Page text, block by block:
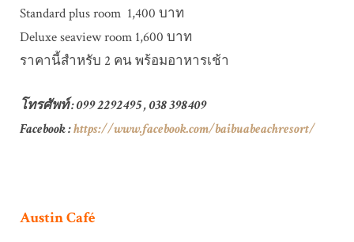
Standard plus room 1,400 บาท
Deluxe seaview room 1,600 บาท
ราคานี้สำหรับ 2 คน พร้อมอาหารเช้า
โทรศัพท์ ​: 099 2292495 , 038 398409
Facebook :https://www.facebook.com/baibuabeachresort/
Austin Café